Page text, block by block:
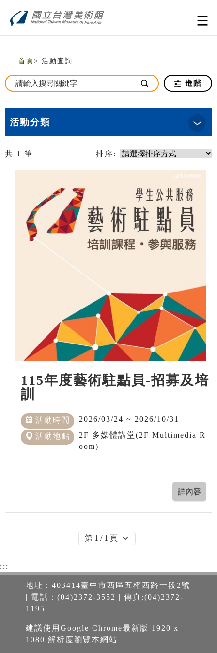
::: 首頁 > 活動查詢
進階
活動分類
共 1 筆 排序:
115年度藝術駐點員-招募及培
訓
活動時間 2026/03/24 ~ 2026/10/31
活動地點
2F 多媒體講堂(2F Multimedia R
oom)
:::
地址：403414臺中市西區五權西路一段2號
| 電話：(04)2372-3552 | 傳真:(04)2372-
1195
建議使用Google Chrome最新版 1920 x
1080 解析度瀏覽本網站